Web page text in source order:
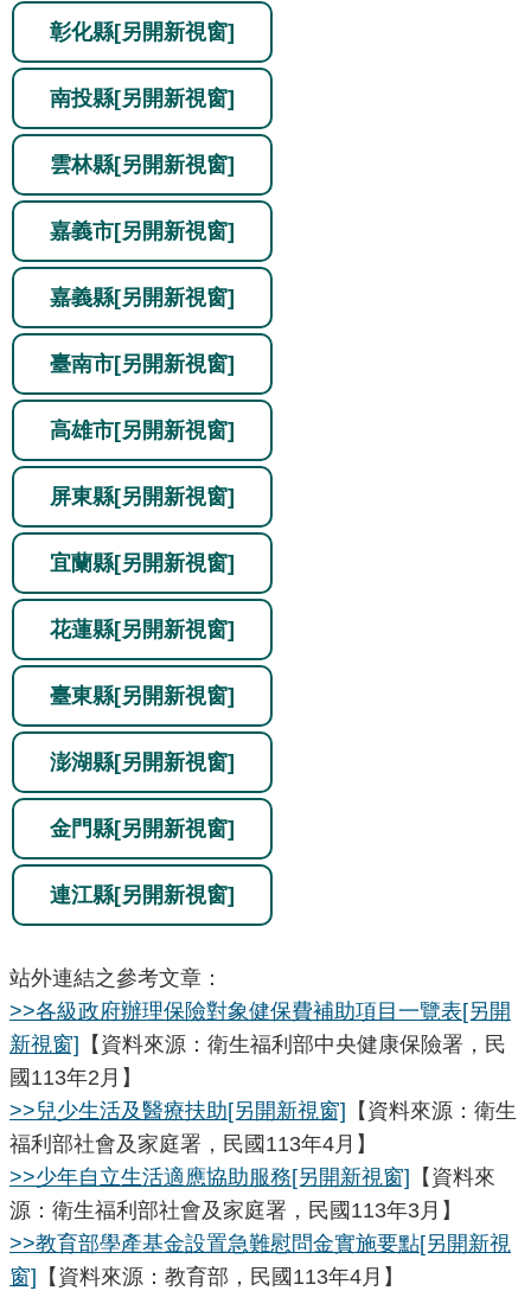
彰化縣[另開新視窗]
南投縣[另開新視窗]
雲林縣[另開新視窗]
嘉義市[另開新視窗]
嘉義縣[另開新視窗]
臺南市[另開新視窗]
高雄市[另開新視窗]
屏東縣[另開新視窗]
宜蘭縣[另開新視窗]
花蓮縣[另開新視窗]
臺東縣[另開新視窗]
澎湖縣[另開新視窗]
金門縣[另開新視窗]
連江縣[另開新視窗]
站外連結之參考文章：
>>各級政府辦理保險對象健保費補助項目一覽表[另開
新視窗] 【資料來源：衛生福利部中央健康保險署，民
國113年2月】
>>兒少生活及醫療扶助[另開新視窗] 【資料來源：衛生
福利部社會及家庭署，民國113年4月】
>>少年自立生活適應協助服務[另開新視窗] 【資料來
源：衛生福利部社會及家庭署，民國113年3月】
>>教育部學產基金設置急難慰問金實施要點[另開新視
窗] 【資料來源：教育部，民國113年4月】